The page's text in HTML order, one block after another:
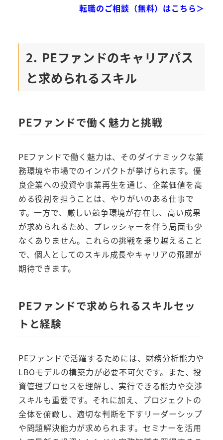
転職のご相談（無料）はこちら＞
2. PEファンドのキャリアパス
と求められるスキル
PEファンドで働く魅力と挑戦
PEファンドで働く魅力は、そのダイナミックな業
務環境や市場でのインパクトが挙げられます。優
良企業への投資や事業再生を通じ、企業価値を高
める役割を担うことは、やりがいのある仕事で
す。一方で、厳しい競争環境が存在し、高い成果
が求められるため、プレッシャーを伴う局面も少
なくありません。これらの挑戦を乗り越えること
で、個人としてのスキル成長やキャリアの飛躍が
期待できます。
PEファンドで求められるスキルセッ
トと経験
PEファンドで活躍するためには、財務分析能力や
LBOモデルの構築力が必要不可欠です。また、投
資管理プロセスを理解し、実行できる能力や交渉
スキルも重要です。それに加え、プロジェクトの
全体を俯瞰し、適切な判断を下すリーダーシップ
や問題解決能力が求められます。セミナーを活用